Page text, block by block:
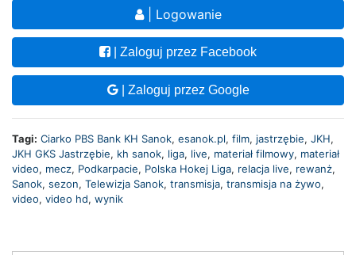
| Logowanie
| Zaloguj przez Facebook
| Zaloguj przez Google
Tagi: Ciarko PBS Bank KH Sanok, esanok.pl, film, jastrzębie, JKH,
JKH GKS Jastrzębie, kh sanok, liga, live, materiał filmowy, materiał
video, mecz, Podkarpacie, Polska Hokej Liga, relacja live, rewanż,
Sanok, sezon, Telewizja Sanok, transmisja, transmisja na żywo,
video, video hd, wynik